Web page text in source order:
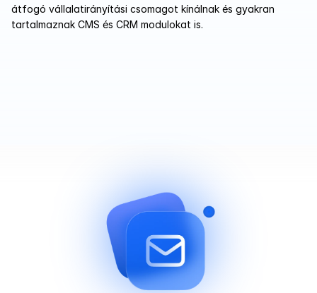
átfogó vállalatirányítási csomagot kínálnak és gyakran
tartalmaznak CMS és CRM modulokat is.